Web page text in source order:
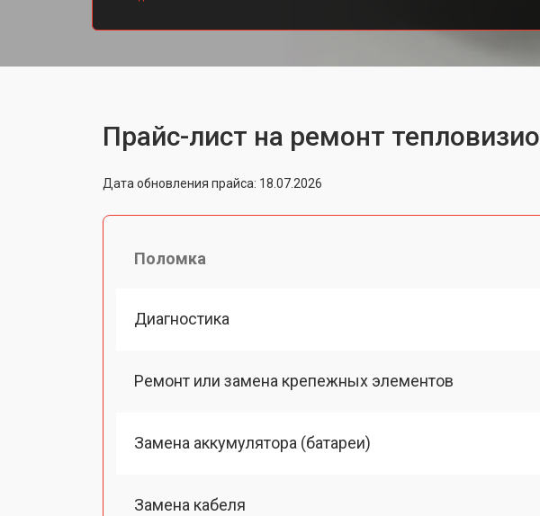
Прайс-лист на ремонт
Дата обновления прайса: 18.07.2026
Поломка
Диагностика
Ремонт или замена крепежных элементов
Замена аккумулятора (батареи)
Замена кабеля